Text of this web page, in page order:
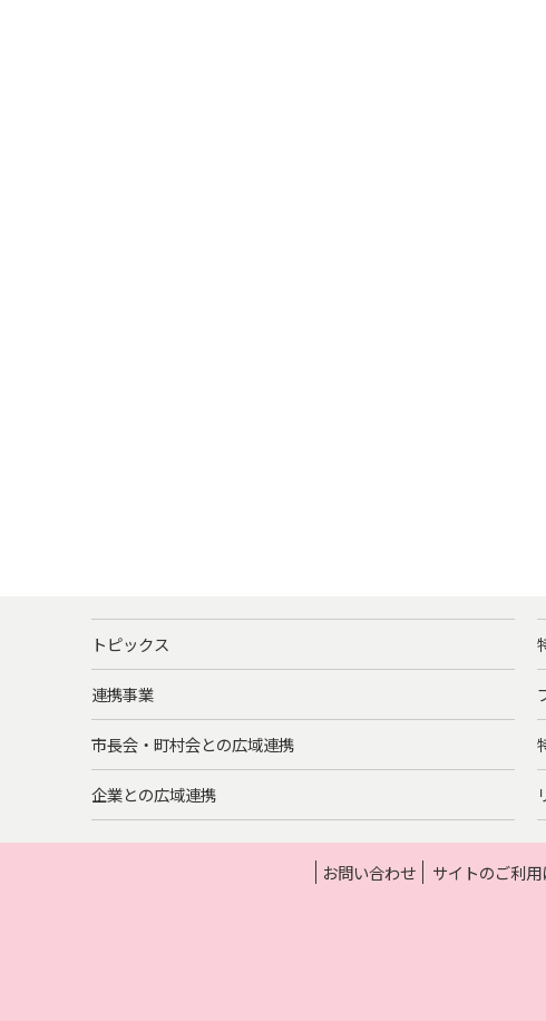
トピックス
連携事業
市長会・町村会との広域連携
企業との広域連携
お問い合わせ サイトのご利